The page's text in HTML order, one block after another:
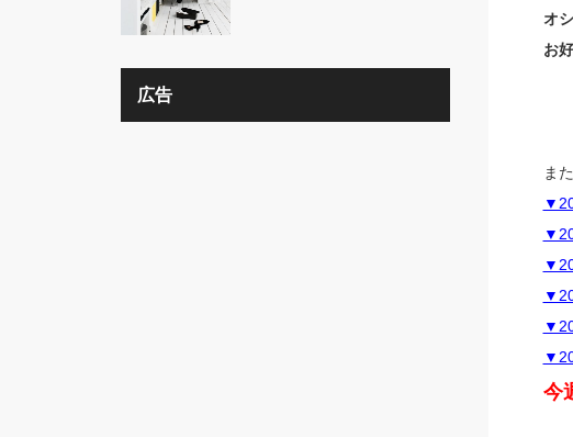
オ
お
ま
今
広告